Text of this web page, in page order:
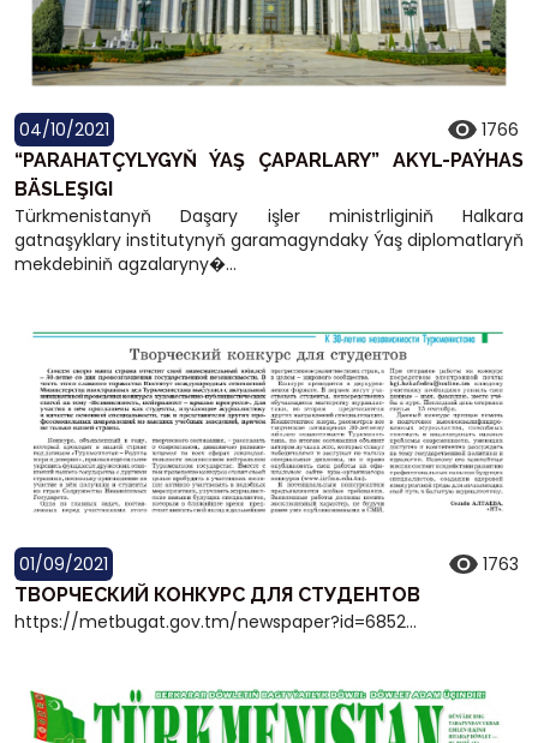
04/10/2021 1766
“PARAHATÇYLYGYŇ ÝAŞ ÇAPARLARY” AKYL-PAÝHAS
BÄSLEŞIGI
Türkmenistanyň Daşary işler ministrliginiň Halkara
gatnaşyklary institutynyň garamagyndaky Ýaş diplomatlaryň
mekdebiniň agzalaryny�...
01/09/2021 1763
ТВОРЧЕСКИЙ КОНКУРС ДЛЯ СТУДЕНТОВ
https://metbugat.gov.tm/newspaper?id=6852...